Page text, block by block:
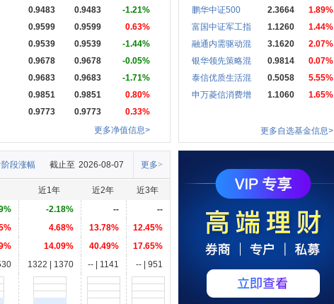
0.9483 0.9483
-1.21%
0.9599 0.9599
0.63%
0.9539 0.9539
-1.44%
0.9678 0.9678
-0.05%
0.9683 0.9683
-1.71%
0.9851 0.9851
0.80%
0.9773 0.9773
0.33%
更多净值信息>
鹏华中证500
2.3664
1.89%
富国中证军工指
1.1260
1.44%
融通内需驱动混
3.1620
2.07%
银华领先策略混
0.9814
0.07%
泰信优质生活混
0.5058
5.55%
申万菱信消费增
1.1060 1.65%
更多自选基金信息>
更多>
截止至 2026-08-07
段涨幅
近1年 近2年
近3年
-2.18% --
--
4.68% 13.78%
12.45%
14.09% 40.49%
17.65%
1322 | 1370 -- | 1141 -- | 951